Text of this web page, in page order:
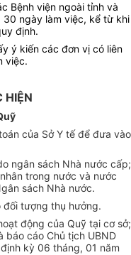
Bệnh viện ngoài tỉnh và
30 ngày làm việc, kể từ khi
định.
ý kiến các đơn vị có liên
việc.
HIỆN
của Sở Y tế để đưa vào
ngân sách Nhà nước cấp;
trong nước và nước
sách Nhà nước.
đối tượng thụ hưởng.
động của Quỹ tại cơ sở;
báo cáo Chủ tịch UBND
kỳ 06 tháng, 01 năm